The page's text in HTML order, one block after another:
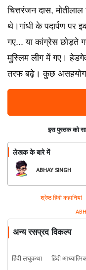
चित्तरंजन दास,
थे।गांधी के पदार्पण पर
गए... या कांग्रेस छोड़ते
मुस्लिम लीग में गए।
तरफ बढ़े। कुछ
इस पुस्तक को
लेखक के बारे में
ABHAY SINGH
श्रेष्ठ हिंदी कहानियां
अन्य रसप्रद विकल्प
हिंदी लघुकथा हिंदी